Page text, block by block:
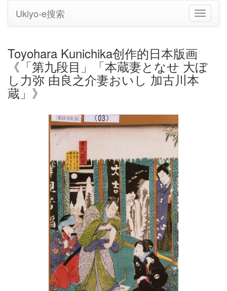
切
换
Ukiyo-e搜索
Toyohara Kunichika创作的日本版画
《「第九段目」「本蔵妻となせ 大ぼ
し力弥 由良之介妻おいし 加古川本
蔵」》